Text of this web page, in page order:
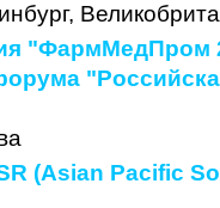
"ФармМедПром
(Asian Pacific